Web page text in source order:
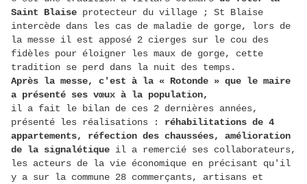
Saint Blaise protecteur du village ; St Blaise
intercède dans les cas de maladie de gorge, lors de
la messe il est apposé 2 cierges sur le cou des
fidèles pour éloigner les maux de gorge, cette
tradition se perd dans la nuit des temps.
Après la messe, c'est à la « Rotonde » que le maire
a présenté ses vœux à la population,
il a fait le bilan de ces 2 dernières années,
présenté les réalisations : réhabilitations de 4
appartements, réfection des chaussées, amélioration
de la signalétique il a remercié ses collaborateurs,
les acteurs de la vie économique en précisant qu'il
y a sur la commune 28 commerçants, artisans et